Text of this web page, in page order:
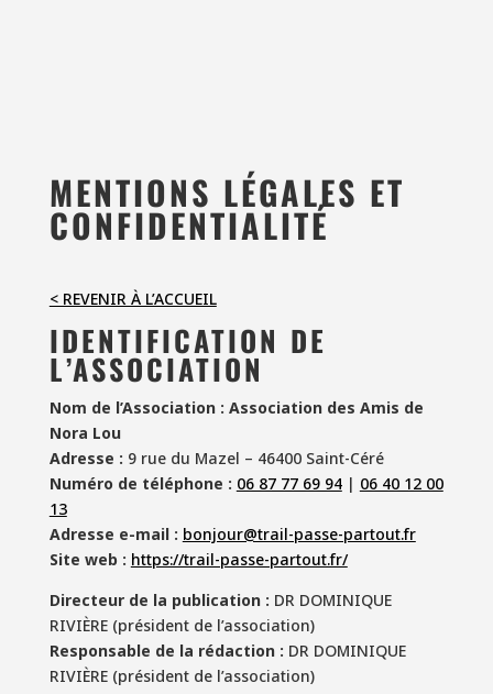
MENTIONS LÉGALES ET
CONFIDENTIALITÉ
< REVENIR À L’ACCUEIL
IDENTIFICATION DE
L’ASSOCIATION
Nom de l’Association : Association des Amis de
Nora Lou
Adresse : 9 rue du Mazel – 46400 Saint-Céré
Numéro de téléphone : 06 87 77 69 94| 06 40 12 00
13
Adresse e-mail : bonjour@trail-passe-partout.fr
Site web : https://trail-passe-partout.fr/
Directeur de la publication : DR DOMINIQUE
RIVIÈRE (président de l’association)
Responsable de la rédaction : DR DOMINIQUE
RIVIÈRE (président de l’association)